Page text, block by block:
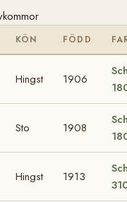
KÖN FÖDD
Hingst 1906
Sto 1908
Hingst 1913